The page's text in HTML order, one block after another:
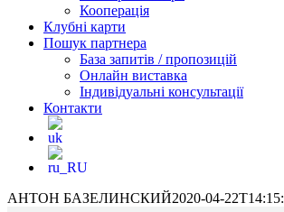
Кооперація
Клубні карти
Пошук партнера
База запитів / пропозицій
Онлайн виставка
Індивідуальні консультації
Контакти
АНТОН БАЗЕЛИНСКИЙ2020-04-